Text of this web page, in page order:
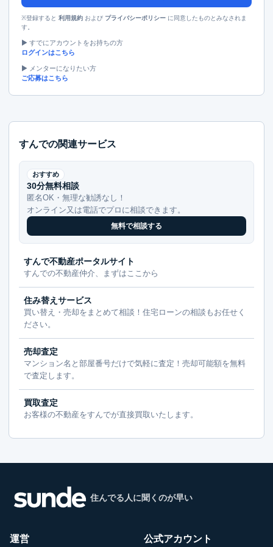
すんでの関連サービス
おすすめ
30分無料相談
匿名OK・無理な勧誘なし！
オンライン又は電話でプロに相談できます。
無料で相談する
すんで不動産ポータルサイト
すんでの不動産仲介、まずはここから
住み替えサービス
買い替え・売却をまとめて相談！住宅ローンの相談もお任せく
ださい。
売却査定
マンション名と部屋番号だけで気軽に査定！売却可能額を無料
で査定します。
買取査定
お客様の不動産をすんでが直接買取いたします。
※登録すると 利用規約 および プライバシーポリシー に同意したものとみなされま
す。
▶︎ すでにアカウントをお持ちの方
ログインはこちら
▶︎ メンターになりたい方
ご応募はこちら
住んでる人に聞くのが早い
運営 公式アカウント